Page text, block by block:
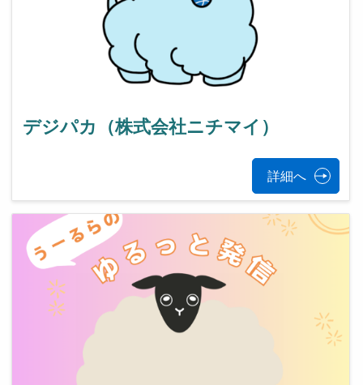
デジパカ（株式会社ニチマイ）
詳細へ